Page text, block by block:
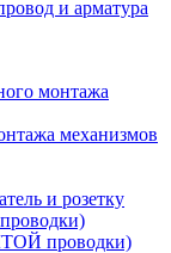
и арматура
монтажа
механизмов
и розетку
проводки)